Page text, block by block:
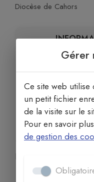
Diocèse de Cahors
Rte des Carrières,
DATES
Du mar. 8 sept. au
HORAIRES
À 19h00
Pour le service du
Gérer
Ce site web utilise
un petit fichier
de la visite sur le
Pour en savoir
de gestion des